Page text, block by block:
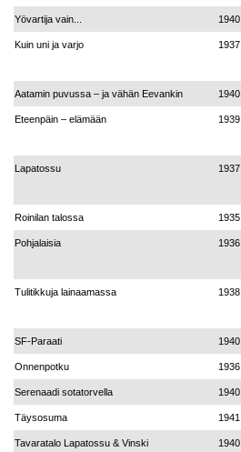
Yövartija vain... 1940
Kuin uni ja varjo 1937
Aatamin puvussa – ja vähän Eevankin 1940
Eteenpäin – elämään 1939
Lapatossu 1937
Roinilan talossa 1935
Pohjalaisia 1936
Tulitikkuja lainaamassa 1938
SF-Paraati 1940
Onnenpotku 1936
Serenaadi sotatorvella 1940
Täysosuma 1941
Tavaratalo Lapatossu & Vinski 1940